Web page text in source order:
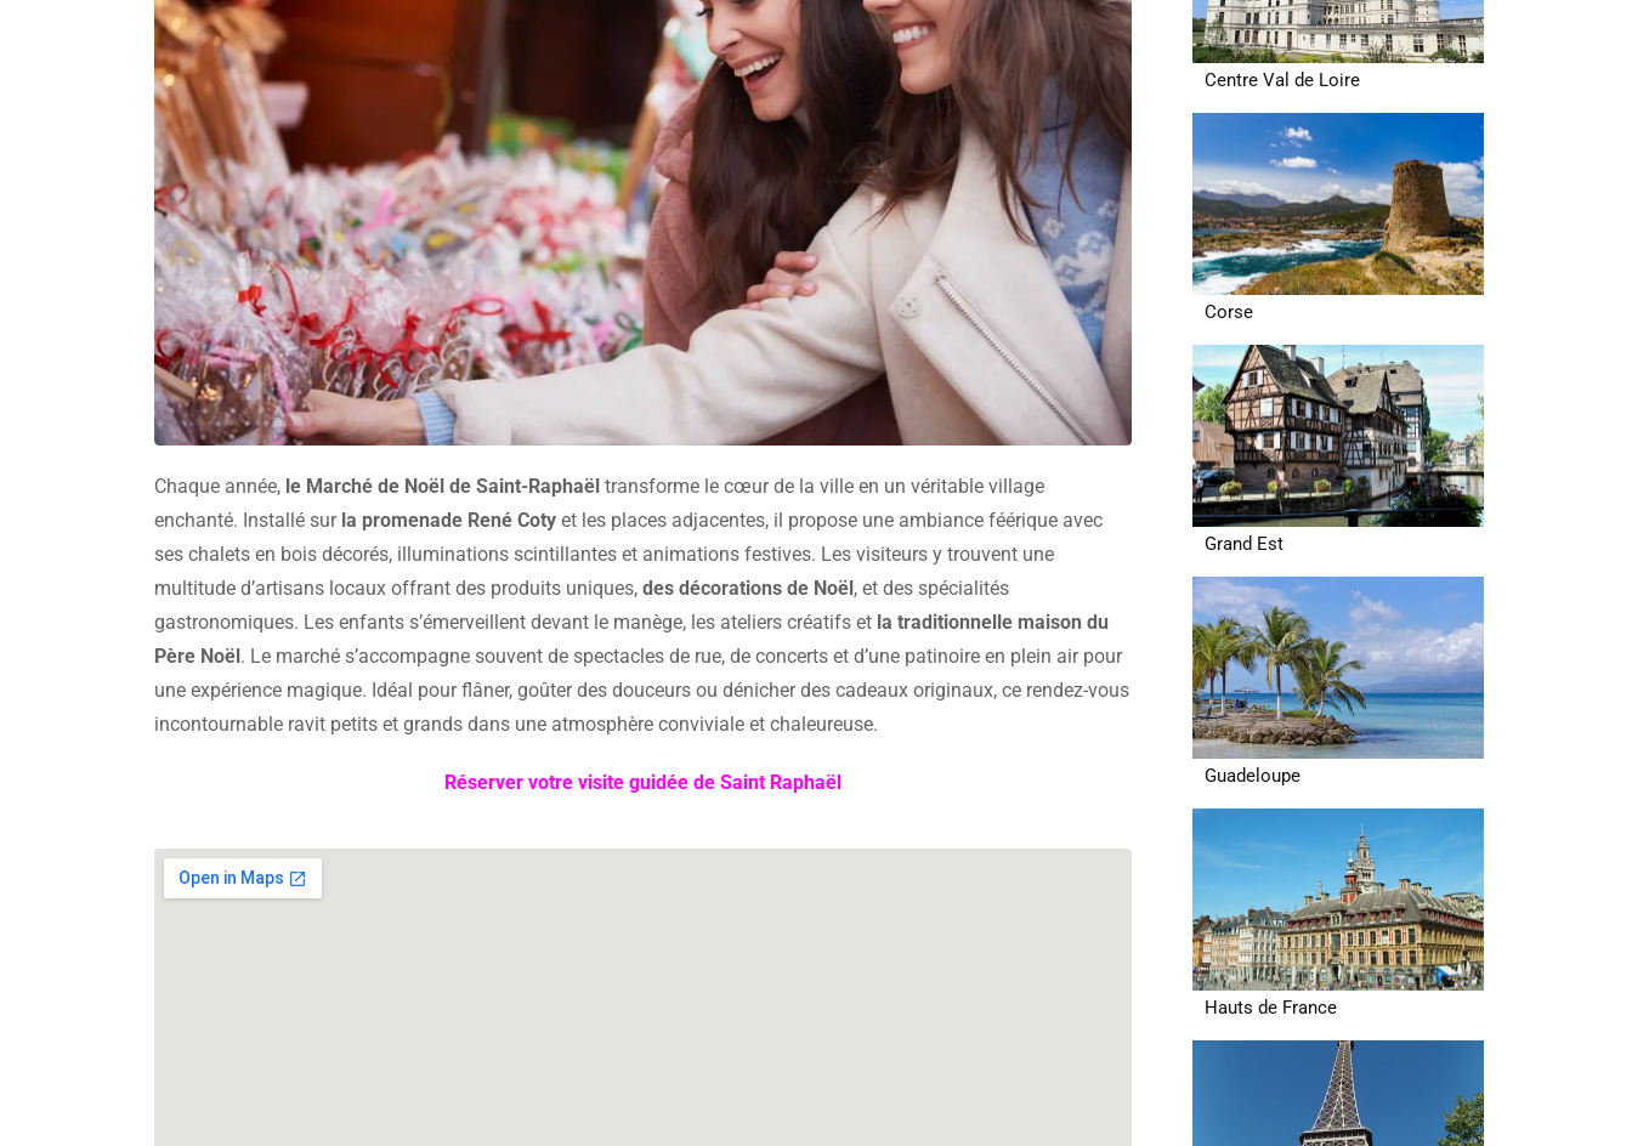
Chaque année, le Marché de Noël de Saint-Raphaël transforme le cœur de la ville en un véritable village
enchanté. Installé sur la promenade René Coty et les places adjacentes, il propose une ambiance féérique avec
ses chalets en bois décorés, illuminations scintillantes et animations festives. Les visiteurs y trouvent une
multitude d’artisans locaux offrant des produits uniques, des décorations de Noël , et des spécialités
gastronomiques. Les enfants s’émerveillent devant le manège, les ateliers créatifs et la traditionnelle maison du
Père Noël . Le marché s’accompagne souvent de spectacles de rue, de concerts et d’une patinoire en plein air pour
une expérience magique. Idéal pour flâner, goûter des douceurs ou dénicher des cadeaux originaux, ce rendez-vous
incontournable ravit petits et grands dans une atmosphère conviviale et chaleureuse.
Réserver votre visite guidée de Saint Raphaël
Centre Val de Loire
Corse
Grand Est
Guadeloupe
Hauts de France